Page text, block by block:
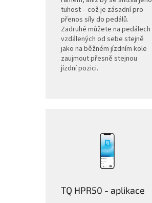
tuhost – což je zásadní pro
přenos síly do pedálů.
Zadruhé můžete na pedálech
vzdálených od sebe stejně
jako na běžném jízdním kole
zaujmout přesně stejnou
jízdní pozici.
TQ HPR50 - aplikace